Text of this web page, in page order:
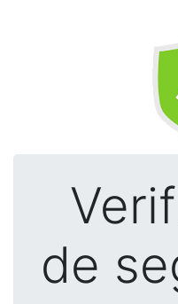
de